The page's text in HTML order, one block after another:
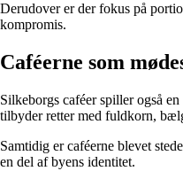
Derudover er der fokus på
kompromis.
Caféerne som
Silkeborgs caféer spiller også
tilbyder retter med fuldkorn,
Samtidig er caféerne blevet
en del af byens identitet.